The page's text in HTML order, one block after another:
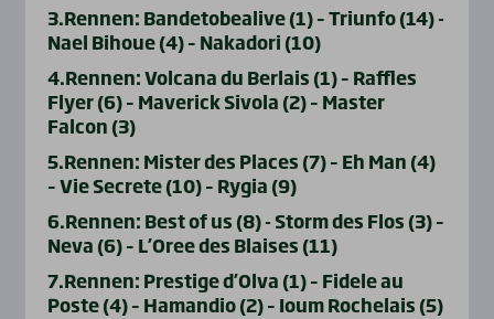
3.Rennen: Bandetobealive (1) – Triunfo (14) -
Nael Bihoue (4) – Nakadori (10)
4.Rennen: Volcana du Berlais (1) – Raffles
Flyer (6) – Maverick Sivola (2) – Master
Falcon (3)
5.Rennen: Mister des Places (7) – Eh Man (4)
– Vie Secrete (10) – Rygia (9)
6.Rennen: Best of us (8) - Storm des Flos (3) –
Neva (6) – L’Oree des Blaises (11)
7.Rennen: Prestige d’Olva (1) – Fidele au
Poste (4) – Hamandio (2) – Ioum Rochelais (5)